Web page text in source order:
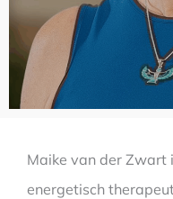
Maike van der Zwart
energetisch